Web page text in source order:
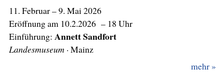
11. Februar– 9. Mai 2026
Eröffnung am 10.2.2026 – 18 Uhr
Einführung: Annett Sandfort
Landesmuseum
· Mainz
mehr